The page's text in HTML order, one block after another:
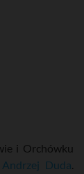
i Orchówku
Duda.